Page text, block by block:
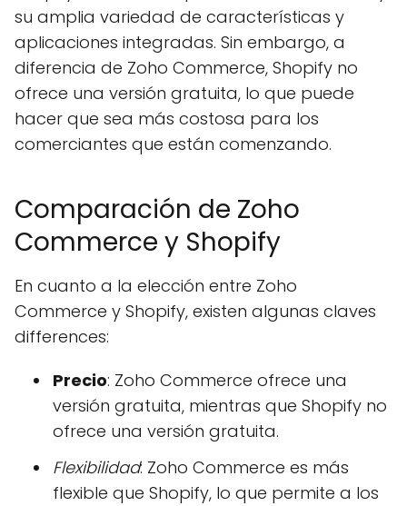
su amplia variedad de características y
aplicaciones integradas. Sin embargo, a
diferencia de Zoho Commerce, Shopify no
ofrece una versión gratuita, lo que puede
hacer que sea más costosa para los
comerciantes que están comenzando.
Comparación de Zoho
Commerce y Shopify
En cuanto a la elección entre Zoho
Commerce y Shopify, existen algunas claves
differences:
Precio: Zoho Commerce ofrece una
versión gratuita, mientras que Shopify no
ofrece una versión gratuita.
Flexibilidad: Zoho Commerce es más
flexible que Shopify, lo que permite a los